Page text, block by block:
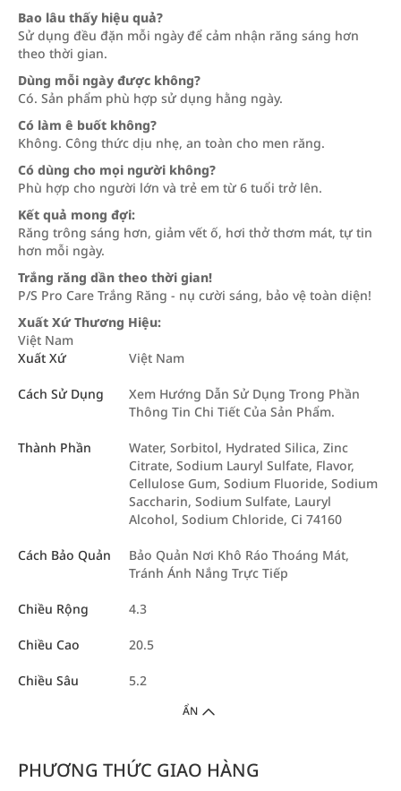
Bao lâu thấy hiệu quả?
Sử dụng đều đặn mỗi ngày để cảm nhận răng sáng hơn
theo thời gian.
Dùng mỗi ngày được không?
Có. Sản phẩm phù hợp sử dụng hằng ngày.
Có làm ê buốt không?
Không. Công thức dịu nhẹ, an toàn cho men răng.
Có dùng cho mọi người không?
Phù hợp cho người lớn và trẻ em từ 6 tuổi trở lên.
Kết quả mong đợi:
Răng trông sáng hơn, giảm vết ố, hơi thở thơm mát, tự tin
hơn mỗi ngày.
Trắng răng dần theo thời gian!
P/S Pro Care Trắng Răng - nụ cười sáng, bảo vệ toàn diện!
Xuất Xứ Thương Hiệu:
Việt Nam
Xuất Xứ
Việt Nam
Cách Sử Dụng
Xem Hướng Dẫn Sử Dụng Trong Phần
Thông Tin Chi Tiết Của Sản Phẩm.
Thành Phần
Water, Sorbitol, Hydrated Silica, Zinc
Citrate, Sodium Lauryl Sulfate, Flavor,
Cellulose Gum, Sodium Fluoride, Sodium
Saccharin, Sodium Sulfate, Lauryl
Alcohol, Sodium Chloride, Ci 74160
Cách Bảo Quản
Bảo Quản Nơi Khô Ráo Thoáng Mát,
Tránh Ánh Nắng Trực Tiếp
Chiều Rộng 4.3
Chiều Cao 20.5
Chiều Sâu 5.2
ẨN
PHƯƠNG THỨC GIAO HÀNG